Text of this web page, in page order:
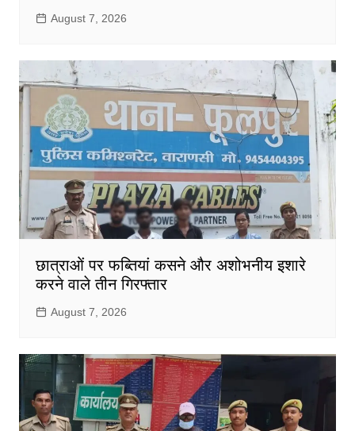
August 7, 2026
छात्राओं पर फब्तियां कसने और अशोभनीय इशारे
करने वाले तीन गिरफ्तार
August 7, 2026